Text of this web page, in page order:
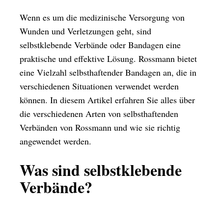
Wenn es um die medizinische Versorgung von
Wunden und Verletzungen geht, sind
selbstklebende Verbände oder Bandagen eine
praktische und effektive Lösung. Rossmann bietet
eine Vielzahl selbsthaftender Bandagen an, die in
verschiedenen Situationen verwendet werden
können. In diesem Artikel erfahren Sie alles über
die verschiedenen Arten von selbsthaftenden
Verbänden von Rossmann und wie sie richtig
angewendet werden.
Was sind selbstklebende
Verbände?